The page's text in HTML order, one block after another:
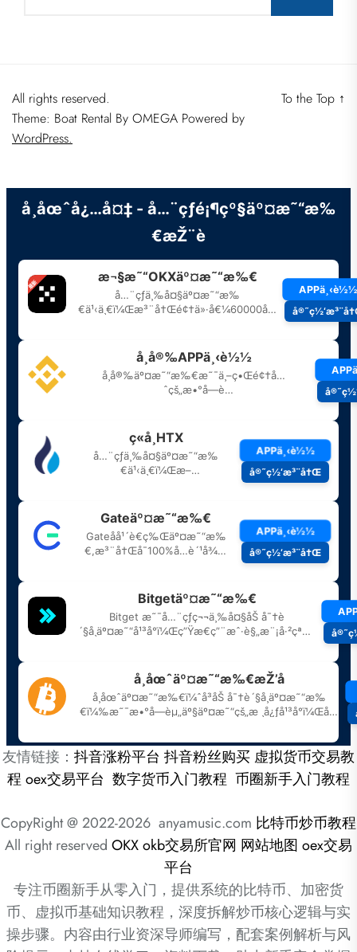
All rights reserved.
Theme: Boat Rental By OMEGA Powered by
WordPress.
To the Top ↑
友情链接： 抖音涨粉平台 抖音粉丝购买虚拟货币交易教
程oex交易平台 数字货币入门教程 币圈新手入门教程
CopyRight @ 2022-2026 anyamusic.com 比特币炒币教程
All right reserved OKXokb交易所官网 网站地图 oex交易
平台
专注币圈新手从零入门，提供系统的比特币、加密货
币、虚拟币基础知识教程，深度拆解炒币核心逻辑与实
操步骤。内容由行业资深导师编写，配套案例解析与风